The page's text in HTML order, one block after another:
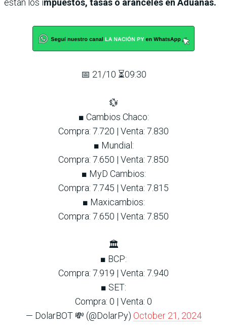
están los impuestos, tasas o aranceles en Aduanas.
📅 21/10 ⏳09:30
💱
■ Cambios Chaco:
Compra: 7.720 | Venta: 7.830
■ Mundial:
Compra: 7.650 | Venta: 7.850
■ MyD Cambios:
Compra: 7.745 | Venta: 7.815
■ Maxicambios:
Compra: 7.650 | Venta: 7.850
🏛
■ BCP:
Compra: 7.919 | Venta: 7.940
■ SET:
Compra: 0 | Venta: 0
— DolarBOT 💸 (@DolarPy) October 21, 2024